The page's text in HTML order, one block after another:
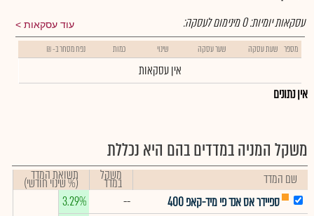
עוד עסקאות עסקאות יומיות:0מינימום לעסקה:
מספר שעת עסקה שער עסקה שינוי כמות נפח מסחר ב- ₪
אין עסקאות
אין נתונים
משקל המניה במדדים בהם היא נכללת
שם המדד משקל
במדד תשואת המדד
(% שינוי חודשי)
ספיידר אס אנד פי מיד-קאפ 400
--
3.29%